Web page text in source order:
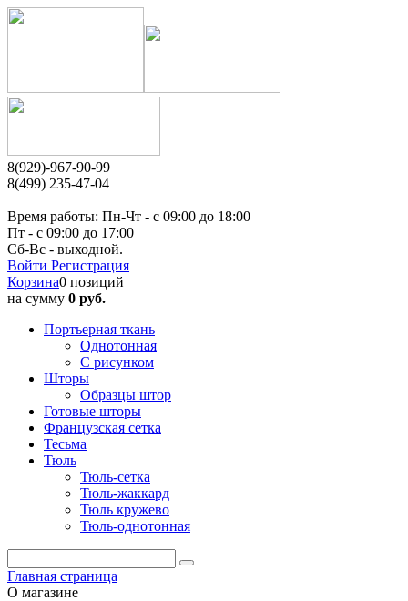
8(929)-967-90-99
8(499) 235-47-04
Время работы: Пн-Чт - c 09:00 до 18:00
Пт - с 09:00 до 17:00
Сб-Вс - выходной.
Войти Регистрация
Корзина0 позиций
на сумму 0 руб.
Портьерная ткань
Однотонная
С рисунком
Шторы
Образцы штор
Готовые шторы
Французская сетка
Тесьма
Тюль
Тюль-сетка
Тюль-жаккард
Тюль кружево
Тюль-однотонная
Главная страница
О магазине